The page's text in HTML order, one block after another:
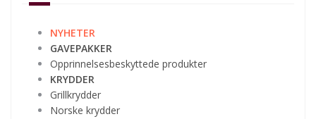
NYHETER
GAVEPAKKER
Opprinnelsesbeskyttede produkter
KRYDDER
Grillkrydder
Norske krydder